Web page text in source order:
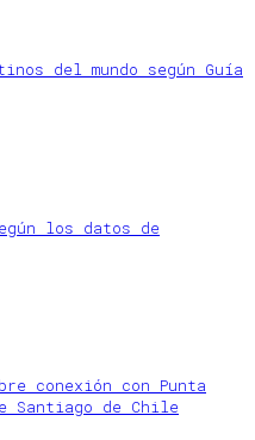
del mundo según Guía
los datos de
conexión con Punta
Santiago de Chile